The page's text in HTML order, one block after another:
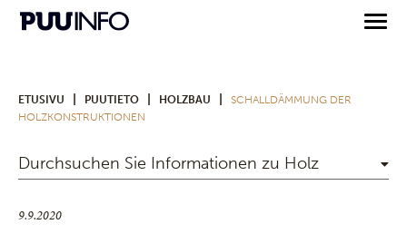
ETUSIVU PUUTIETO HOLZBAU
SCHALLDÄMMUNG DER
HOLZKONSTRUKTIONEN
Durchsuchen Sie Informationen zu Holz
9.9.2020